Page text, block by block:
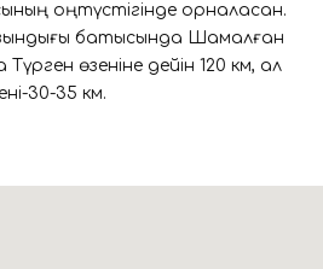
оңтүстігінде орналасқан.
батысында Шамалған
өзеніне дейін 120 км, ал
ені-30-35 км.